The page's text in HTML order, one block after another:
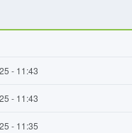
- 11:43
- 11:43
- 11:35